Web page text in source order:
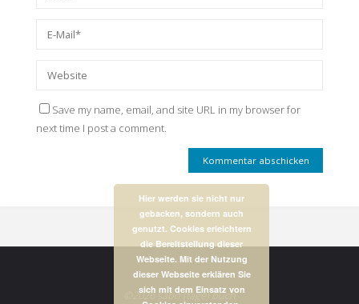
Save my name, email, and site URL in my browser for
next time I post a comment.
©2026 sabo (tage) buch
Hier werden sie nicht nur
gebacken, sondern auch
genutzt. Cookies erleichtern
die Bereitstellung dieser
Webseite. Mit der Nutzung
dieser Webseite erklären Sie
sich mit dem Einsatz von